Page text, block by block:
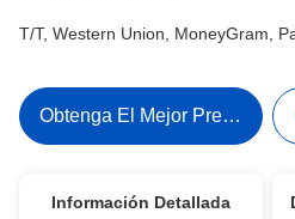
T/T, Western Union, MoneyGram,
Obtenga El Mejor Precio
Información Detallada